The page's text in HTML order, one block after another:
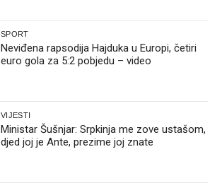
SPORT
Neviđena rapsodija Hajduka u Europi, četiri
euro gola za 5:2 pobjedu – video
VIJESTI
Ministar Šušnjar: Srpkinja me zove ustašom,
djed joj je Ante, prezime joj znate